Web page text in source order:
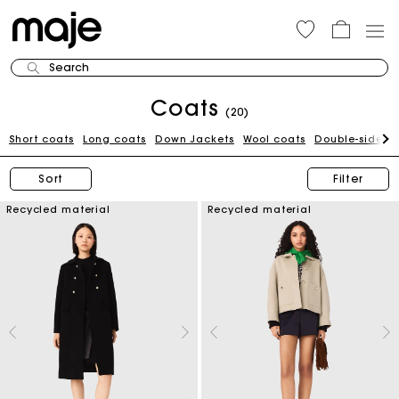
Search
Coats (20)
Short coats Long coats Down Jackets Wool coats Double-sided
Sort Filter
Recycled material Recycled material